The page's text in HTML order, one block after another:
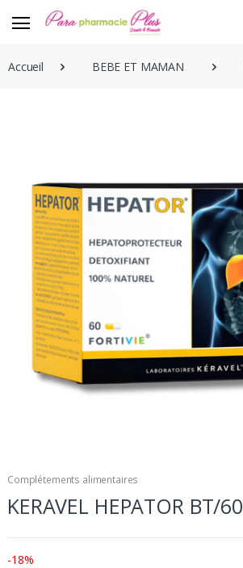
Accueil BEBE ET MAMAN
Complétements alimentaires
KERAVEL HEPATOR BT/60
-18%